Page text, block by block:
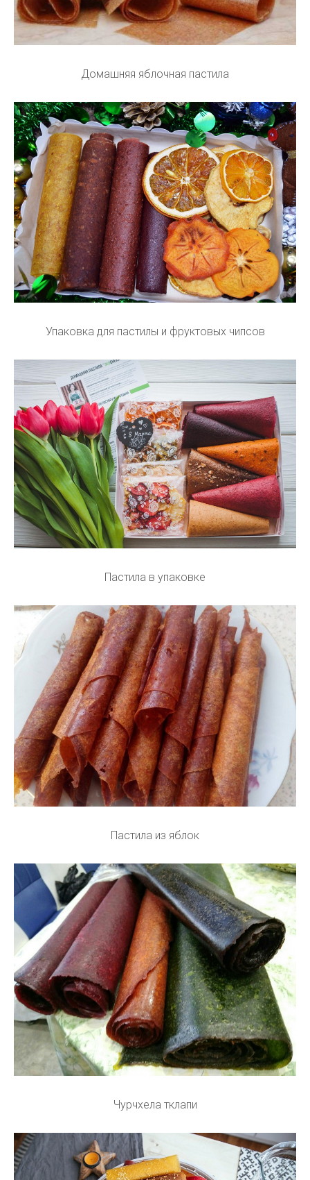
Домашняя яблочная пастила
Упаковка для пастилы и фруктовых чипсов
Пастила в упаковке
Пастила из яблок
Чурчхела тклапи